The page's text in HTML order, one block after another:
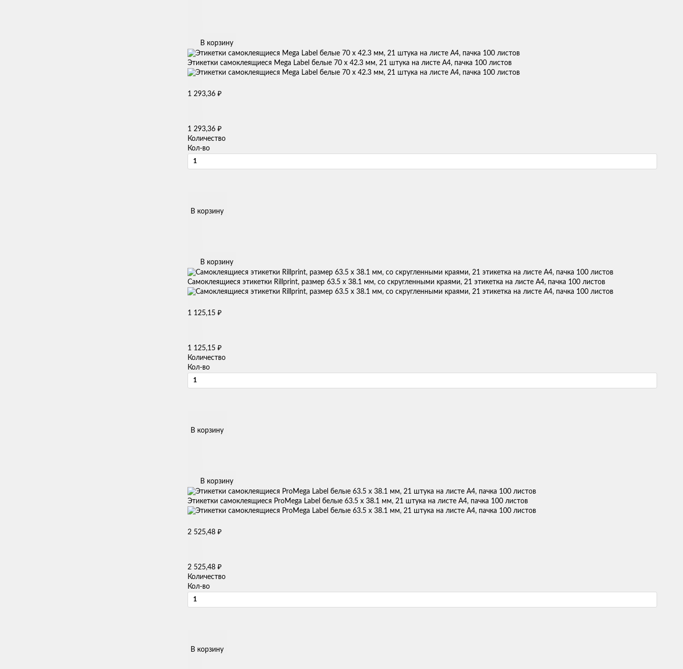
В корзину
Этикетки самоклеящиеся Mega Label белые 70 х 42.3 мм, 21 штука на листе A4, пачка 100 листов
1 293,36 ₽
1 293,36 ₽
Количество
Кол-во
В корзину
В корзину
Самоклеящиеся этикетки Rillprint, размер 63.5 х 38.1 мм, со скругленными краями, 21 этикетка на листе А4, пачка 100 листов
1 125,15 ₽
1 125,15 ₽
Количество
Кол-во
В корзину
В корзину
Этикетки самоклеящиеся ProMega Label белые 63.5 х 38.1 мм, 21 штука на листе A4, пачка 100 листов
2 525,48 ₽
2 525,48 ₽
Количество
Кол-во
В корзину